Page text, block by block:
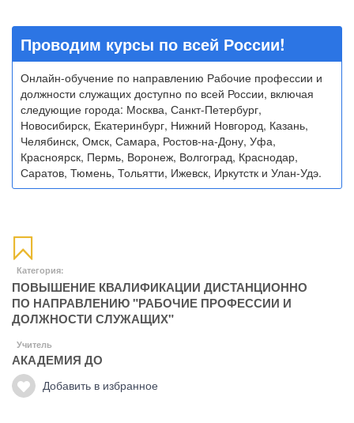
Проводим курсы по всей России!
Онлайн-обучение по направлению Рабочие профессии и
должности служащих доступно по всей России, включая
следующие города: Москва, Санкт-Петербург,
Новосибирск, Екатеринбург, Нижний Новгород, Казань,
Челябинск, Омск, Самара, Ростов-на-Дону, Уфа,
Красноярск, Пермь, Воронеж, Волгоград, Краснодар,
Саратов, Тюмень, Тольятти, Ижевск, Иркутстк и Улан-Удэ.
Категория:
ПОВЫШЕНИЕ КВАЛИФИКАЦИИ ДИСТАНЦИОННО
ПО НАПРАВЛЕНИЮ "РАБОЧИЕ ПРОФЕССИИ И
ДОЛЖНОСТИ СЛУЖАЩИХ"
Учитель
АКАДЕМИЯ ДО
Добавить в избранное